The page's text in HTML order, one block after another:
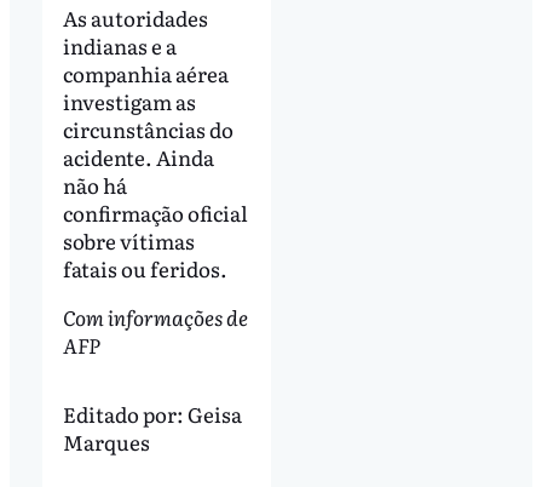
As autoridades
indianas e a
companhia aérea
investigam as
circunstâncias do
acidente. Ainda
não há
confirmação oficial
sobre vítimas
fatais ou feridos.
Com informações de
AFP
Editado por: Geisa
Marques